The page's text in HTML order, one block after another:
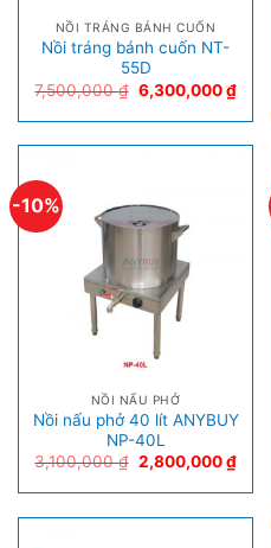
NỒI TRÁNG BÁNH CUỐN
Nồi tráng bánh cuốn NT-
55D
7,500,000₫ 6,300,000₫
-10%
NỒI NẤU PHỞ
Nồi nấu phở 40 lít ANYBUY
NP-40L
3,100,000₫ 2,800,000₫